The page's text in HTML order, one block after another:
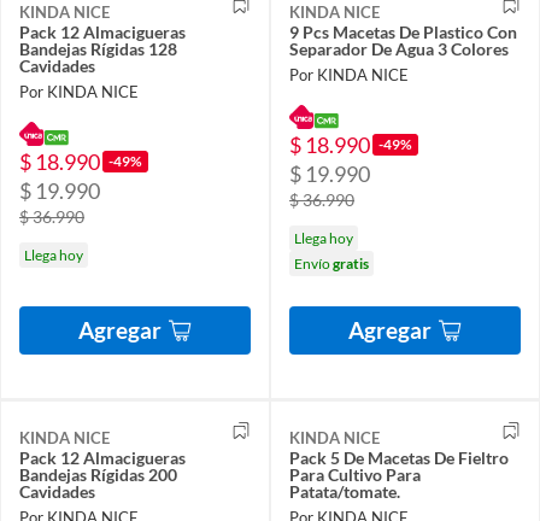
KINDA NICE
Pack 12 Almacigueras
Bandejas Rígidas 128
Cavidades
Por KINDA NICE
$ 18.990 -49%
$ 19.990
$ 36.990
Llega hoy
Agregar
KINDA NICE
9 Pcs Macetas De Plastico Con
Separador De Agua 3 Colores
Por KINDA NICE
$ 18.990 -49%
$ 19.990
$ 36.990
Llega hoy
Envíogratis
Agregar
KINDA NICE
Pack 12 Almacigueras
Bandejas Rígidas 200
Cavidades
KINDA NICE
Pack 5 De Macetas De Fieltro
Para Cultivo Para
Patata/tomate.